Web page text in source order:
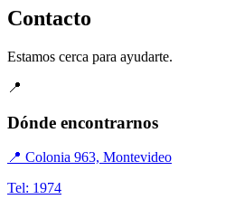
Contacto
Estamos cerca para ayudarte.
📍
Dónde encontrarnos
📍 Colonia 963, Montevideo
Tel: 1974